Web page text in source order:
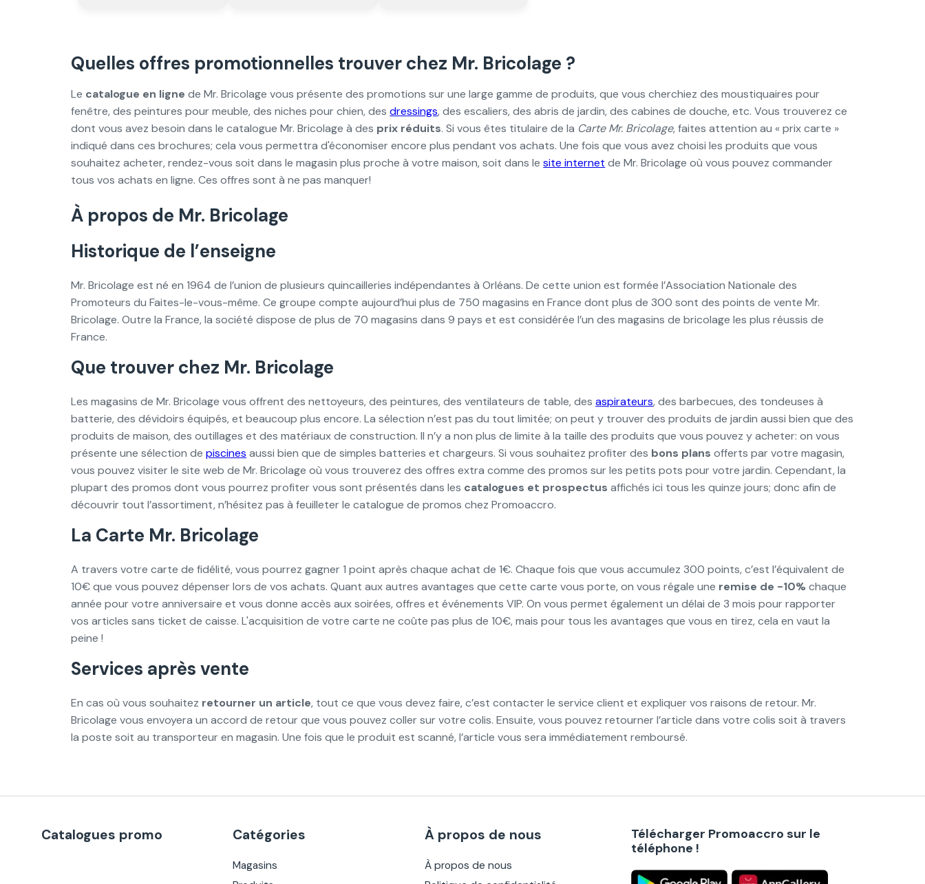
Quelles offres promotionnelles trouver chez Mr. Bricolage ?
Le catalogue en ligne de Mr. Bricolage vous présente des promotions sur une large gamme de produits, que vous cherchiez des moustiquaires pour
fenêtre, des peintures pour meuble, des niches pour chien, desdressings, des escaliers, des abris de jardin, des cabines de douche, etc. Vous trouverez ce
dont vous avez besoin dans le catalogue Mr. Bricolage à des prix réduits. Si vous êtes titulaire de la Carte Mr. Bricolage, faites attention au « prix carte »
indiqué dans ces brochures; cela vous permettra d'économiser encore plus pendant vos achats. Une fois que vous avez choisi les produits que vous
souhaitez acheter, rendez-vous soit dans le magasin plus proche à votre maison, soit dans lesite internet de Mr. Bricolage où vous pouvez commander
tous vos achats en ligne. Ces offres sont à ne pas manquer!
À propos de Mr. Bricolage
Historique de l’enseigne
Mr. Bricolage est né en 1964 de l’union de plusieurs quincailleries indépendantes à Orléans. De cette union est formée l’Association Nationale des
Promoteurs du Faites-le-vous-même. Ce groupe compte aujourd’hui plus de 750 magasins en France dont plus de 300 sont des points de vente Mr.
Bricolage. Outre la France, la société dispose de plus de 70 magasins dans 9 pays et est considérée l’un des magasins de bricolage les plus réussis de
France.
Que trouver chez Mr. Bricolage
Les magasins de Mr. Bricolage vous offrent des nettoyeurs, des peintures, des ventilateurs de table, desaspirateurs, des barbecues, des tondeuses à
batterie, des dévidoirs équipés, et beaucoup plus encore. La sélection n’est pas du tout limitée; on peut y trouver des produits de jardin aussi bien que des
produits de maison, des outillages et des matériaux de construction. Il n’y a non plus de limite à la taille des produits que vous pouvez y acheter: on vous
présente une sélection depiscines aussi bien que de simples batteries et chargeurs. Si vous souhaitez profiter des bons plans offerts par votre magasin,
vous pouvez visiter le site web de Mr. Bricolage où vous trouverez des offres extra comme des promos sur les petits pots pour votre jardin. Cependant, la
plupart des promos dont vous pourrez profiter vous sont présentés dans les catalogues et prospectus affichés ici tous les quinze jours; donc afin de
découvrir tout l’assortiment, n’hésitez pas à feuilleter le catalogue de promos chez Promoaccro.
La Carte Mr. Bricolage
A travers votre carte de fidélité, vous pourrez gagner 1 point après chaque achat de 1€. Chaque fois que vous accumulez 300 points, c’est l’équivalent de
10€ que vous pouvez dépenser lors de vos achats. Quant aux autres avantages que cette carte vous porte, on vous régale une remise de -10%chaque
année pour votre anniversaire et vous donne accès aux soirées, offres et événements VIP. On vous permet également un délai de 3 mois pour rapporter
vos articles sans ticket de caisse. L'acquisition de votre carte ne coûte pas plus de 10€, mais pour tous les avantages que vous en tirez, cela en vaut la
peine !
Services après vente
En cas où vous souhaitez retourner un article, tout ce que vous devez faire, c’est contacter le service client et expliquer vos raisons de retour. Mr.
Bricolage vous envoyera un accord de retour que vous pouvez coller sur votre colis. Ensuite, vous pouvez retourner l’article dans votre colis soit à travers
la poste soit au transporteur en magasin. Une fois que le produit est scanné, l’article vous sera immédiatement remboursé.
Catalogues promo Catégories
Magasins
À propos de nous
À propos de nous
Télécharger Promoaccro sur le
téléphone !